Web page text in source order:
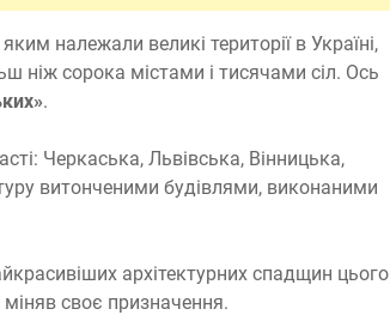
належали великі території в Україні,
ніж сорока містами і тисячами сіл. Ось
.
Черкаська, Львівська, Вінницька,
витонченими будівлями, виконаними
архітектурних спадщин цього
міняв своє призначення.